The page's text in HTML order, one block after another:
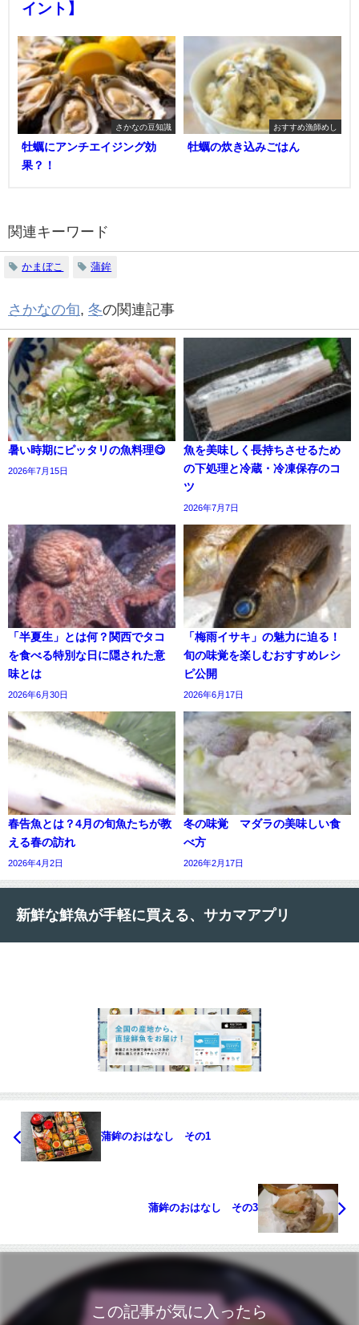
イント】
さかなの豆知識
牡蠣にアンチエイジング効
果？！
おすすめ漁師めし
牡蠣の炊き込みごはん
関連キーワード
かまぼこ 蒲鉾
さかなの旬, 冬の関連記事
暑い時期にピッタリの魚料理😋
2026年7月15日
魚を美味しく長持ちさせるため
の下処理と冷蔵・冷凍保存のコ
ツ
2026年7月7日
「半夏生」とは何？関西でタコ
を食べる特別な日に隠された意
味とは
2026年6月30日
「梅雨イサキ」の魅力に迫る！
旬の味覚を楽しむおすすめレシ
ピ公開
2026年6月17日
春告魚とは？4月の旬魚たちが教
える春の訪れ
2026年4月2日
冬の味覚 マダラの美味しい食
べ方
2026年2月17日
新鮮な鮮魚が手軽に買える、サカマアプリ
蒲鉾のおはなし その1
蒲鉾のおはなし その3
この記事が気に入ったら